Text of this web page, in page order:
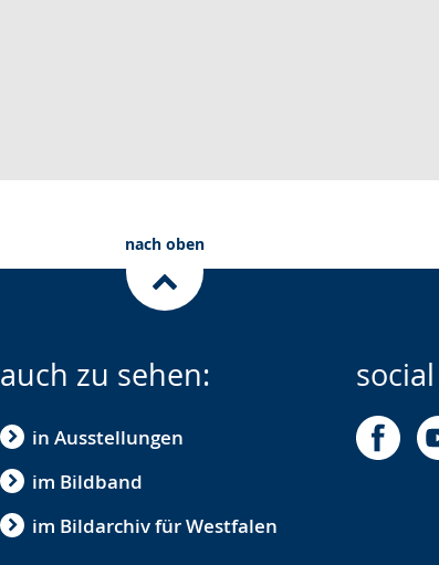
nach oben
auch zu sehen:
in Ausstellungen
im Bildband
im Bildarchiv für Westfalen